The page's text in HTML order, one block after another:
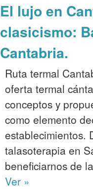
El lujo en
clasicismo:
Cantabria.
Ruta termal
oferta termal
conceptos y
como elemento
establecimientos.
talasoterapia en
beneficiarnos de
Ver »